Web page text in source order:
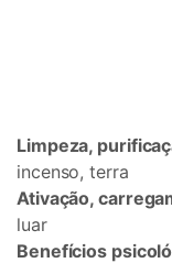
Limpeza,
incenso, terra
Ativação,
luar
Benefícios